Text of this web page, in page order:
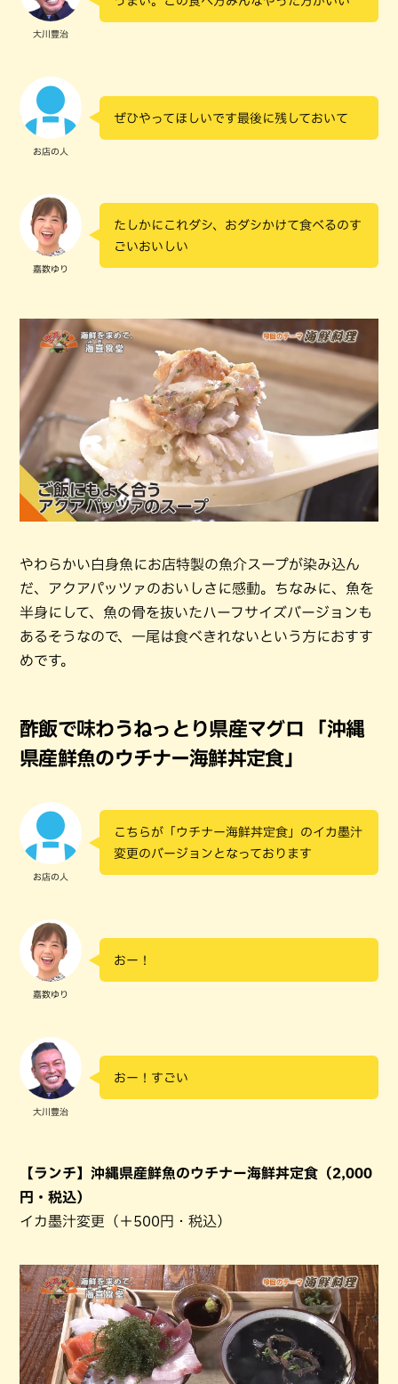
大川豊治
お店の人
ぜひやってほしいです最後に残しておいて
嘉数ゆり
たしかにこれダシ、おダシかけて食べるのす
ごいおいしい
やわらかい白身魚にお店特製の魚介スープが染み込ん
だ、アクアパッツァのおいしさに感動。ちなみに、魚を
半身にして、魚の骨を抜いたハーフサイズバージョンも
あるそうなので、一尾は食べきれないという方におすす
めです。
酢飯で味わうねっとり県産マグロ 「沖縄
県産鮮魚のウチナー海鮮丼定食」
お店の人
こちらが「ウチナー海鮮丼定食」のイカ墨汁
変更のバージョンとなっております
嘉数ゆり
おー！
大川豊治
おー！すごい
【ランチ】沖縄県産鮮魚のウチナー海鮮丼定食（2,000
円・税込）
イカ墨汁変更（＋500円・税込）